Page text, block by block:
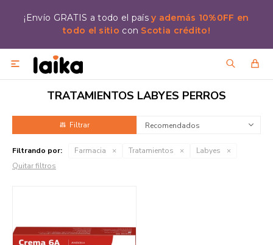
¡Envío GRATIS a todo el paísy además 10%0FF en
todo el sitio con Scotia crédito!

TRATAMIENTOS LABYES PERROS
Recomendados
Filtrando por: Farmacia Tratamientos
Labyes
Quitar filtros